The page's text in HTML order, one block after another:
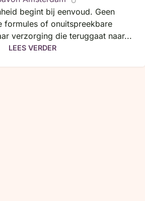
begint bij eenvoud. Geen
formules of onuitspreekbare
verzorging die teruggaat naar...
LEES VERDER